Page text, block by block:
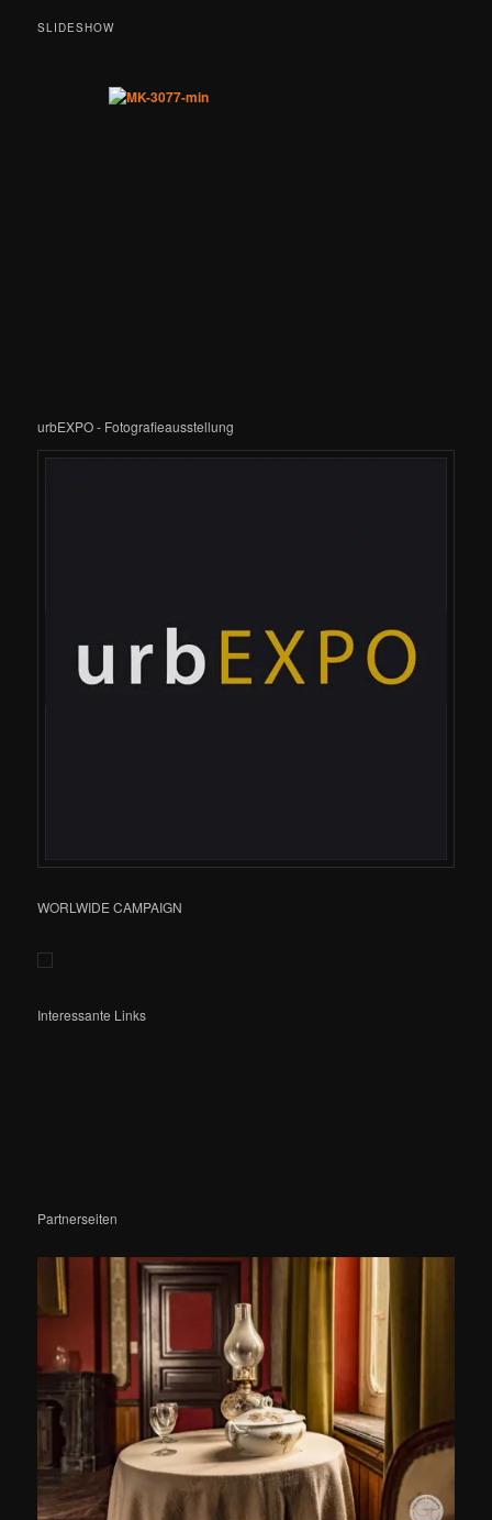
SLIDESHOW
urbEXPO - Fotografieausstellung
WORLWIDE CAMPAIGN
Interessante Links
Partnerseiten